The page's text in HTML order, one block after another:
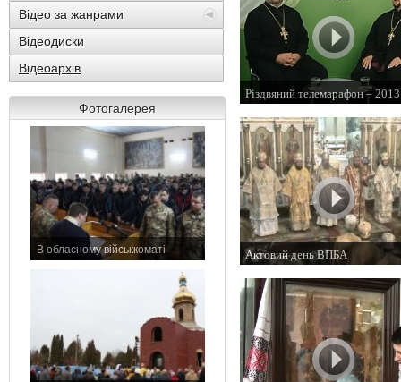
Відео за жанрами
Відеодиски
Відеоархів
Фотогалерея
В обласному військкоматі
Різдвяний телемарафон – 2013
Актовий день ВПБА